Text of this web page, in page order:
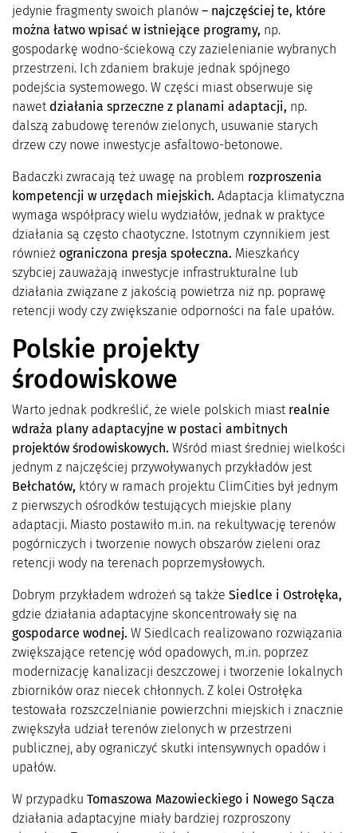
jedynie fragmenty swoich planów – najczęściej te, które
można łatwo wpisać w istniejące programy, np.
gospodarkę wodno-ściekową czy zazielenianie wybranych
przestrzeni. Ich zdaniem brakuje jednak spójnego
podejścia systemowego. W części miast obserwuje się
nawetdziałania sprzeczne z planami adaptacji, np.
dalszą zabudowę terenów zielonych, usuwanie starych
drzew czy nowe inwestycje asfaltowo-betonowe.
Badaczki zwracają też uwagę na problem rozproszenia
kompetencji w urzędach miejskich. Adaptacja klimatyczna
wymaga współpracy wielu wydziałów, jednak w praktyce
działania są często chaotyczne. Istotnym czynnikiem jest
również ograniczona presja społeczna. Mieszkańcy
szybciej zauważają inwestycje infrastrukturalne lub
działania związane z jakością powietrza niż np. poprawę
retencji wody czy zwiększanie odporności na fale upałów.
Polskie projekty
środowiskowe
Warto jednak podkreślić, że wiele polskich miastrealnie
wdraża plany adaptacyjne w postaci ambitnych
projektów środowiskowych. Wśród miast średniej wielkości
jednym z najczęściej przywoływanych przykładów jest
Bełchatów, który w ramach projektu ClimCities był jednym
z pierwszych ośrodków testujących miejskie plany
adaptacji. Miasto postawiło m.in. na rekultywację terenów
pogórniczych i tworzenie nowych obszarów zieleni oraz
retencji wody na terenach poprzemysłowych.
Dobrym przykładem wdrożeń są także Siedlce i Ostrołęka,
gdzie działania adaptacyjne skoncentrowały się na
gospodarce wodnej. W Siedlcach realizowano rozwiązania
zwiększające retencję wód opadowych, m.in. poprzez
modernizację kanalizacji deszczowej i tworzenie lokalnych
zbiorników oraz niecek chłonnych. Z kolei Ostrołęka
testowała rozszczelnianie powierzchni miejskich i znacznie
zwiększyła udział terenów zielonych w przestrzeni
publicznej, aby ograniczyć skutki intensywnych opadów i
upałów.
W przypadku Tomaszowa Mazowieckiego i Nowego Sącza
działania adaptacyjne miały bardziej rozproszony